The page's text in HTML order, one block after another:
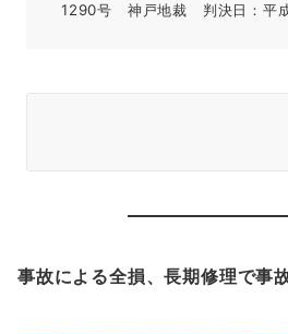
1290号 神戸地裁 判決日：平成
事故による全損、長期修理で事